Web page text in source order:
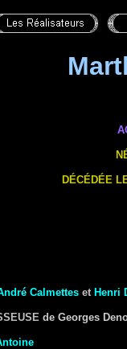
DÉCÉDÉE
Calmettes et Henri
de Georges